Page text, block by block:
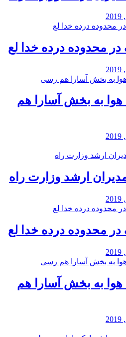
محدوده درده خدا لع
هوا به بخش آسارا هم
مدیران ارشد وزارت راه
محدوده درده خدا لع
هوا به بخش آسارا هم